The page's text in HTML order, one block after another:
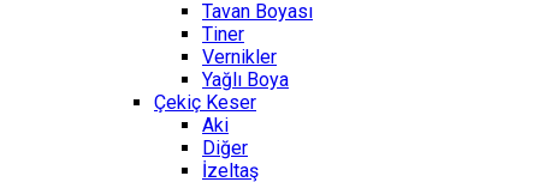
Tavan Boyası
Tiner
Vernikler
Yağlı Boya
Çekiç Keser
Aki
Diğer
İzeltaş